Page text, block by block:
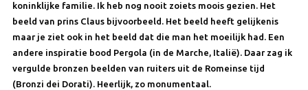
koninklijke familie. Ik heb nog nooit zoiets moois gezien. Het
beeld van prins Claus bijvoorbeeld. Het beeld heeft gelijkenis
maar je ziet ook in het beeld dat die man het moeilijk had. Een
andere inspiratie bood Pergola (in de Marche, Italië). Daar zag ik
vergulde bronzen beelden van ruiters uit de Romeinse tijd
(Bronzi dei Dorati). Heerlijk, zo monumentaal.